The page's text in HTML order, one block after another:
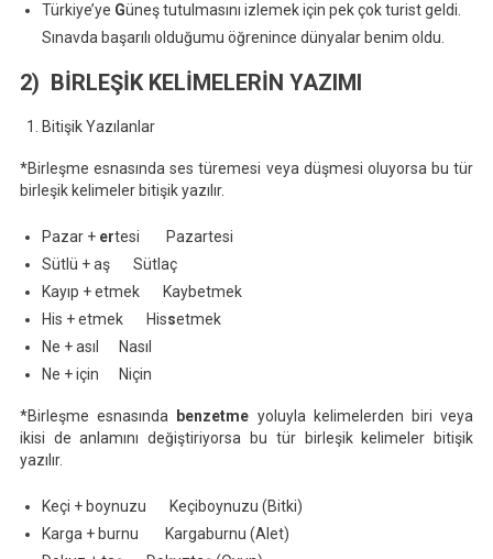
Türkiye’ye Güneş tutulmasını izlemek için pek çok turist geldi.
Sınavda başarılı olduğumu öğrenince dünyalar benim oldu.
2) BİRLEŞİK KELİMELERİN YAZIMI
Bitişik Yazılanlar
*Birleşme esnasında ses türemesi veya düşmesi oluyorsa bu tür
birleşik kelimeler bitişik yazılır.
Pazar + ertesi Pazartesi
Sütlü + aş Sütlaç
Kayıp + etmek Kaybetmek
His + etmek Hissetmek
Ne + asıl Nasıl
Ne + için Niçin
*Birleşme esnasında benzetme yoluyla kelimelerden biri veya
ikisi de anlamını değiştiriyorsa bu tür birleşik kelimeler bitişik
yazılır.
Keçi + boynuzu Keçiboynuzu (Bitki)
Karga + burnu Kargaburnu (Alet)